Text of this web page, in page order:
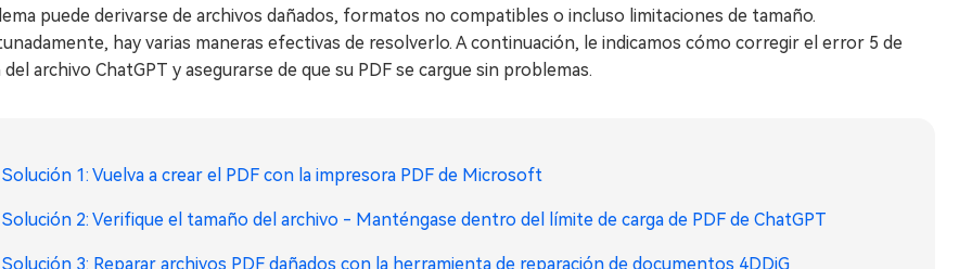
puede derivarse de archivos dañados, formatos no compatibles o incluso limitaciones de tamaño.
hay varias maneras efectivas de resolverlo. A continuación, le indicamos cómo corregir el error 5 de
del archivo ChatGPT y asegurarse de que su PDF se cargue sin problemas.
Solución 1: Vuelva a crear el PDF con la impresora PDF de Microsoft
Solución 2: Verifique el tamaño del archivo - Manténgase dentro del límite de carga de PDF de ChatGPT
Solución 3: Reparar archivos PDF dañados con la herramienta de reparación de documentos 4DDiG